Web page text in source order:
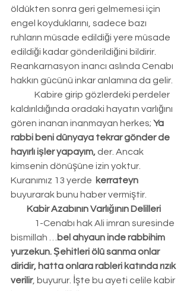
öldükten sonra geri gelmemesi için
engel koyduklarını, sadece bazı
ruhların müsade edildiği yere müsade
edildiği kadar gönderildiğini bildirir.
Reankarnasyon inancı aslında Cenabı
hakkın gücünü inkar anlamına da gelir.
kaldırıldığında oradaki hayatın varlığını
gören inanan inanmayan herkes; Ya
rabbi beni dünyaya tekrar gönder de
hayırlı işler yapayım, der. Ancak
kimsenin dönüşüne izin yoktur.
Kuranımız 13 yerde kerrateyn
buyurarak bunu haber vermiştir.
Kabir Azabının Varlığının Delilleri
bismillah …
bel ahyaun inde rabbihim
yurzekun. Şehitleri ölü sanma onlar
diridir, hatta onlara rableri katında rızık
verilir, buyurur. İşte bu ayeti celile kabir